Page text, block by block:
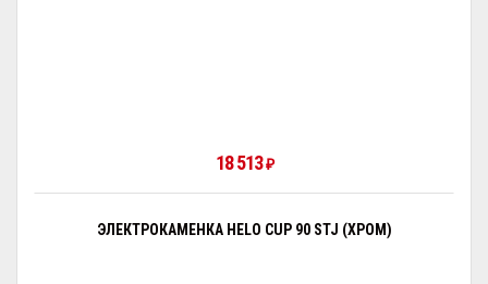
18 513₽
ЭЛЕКТРОКАМЕНКА HELO CUP 90 STJ (ХРОМ)